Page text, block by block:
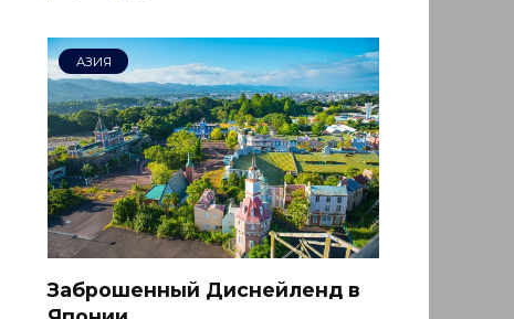
АЗИЯ
Заброшенный Диснейленд в